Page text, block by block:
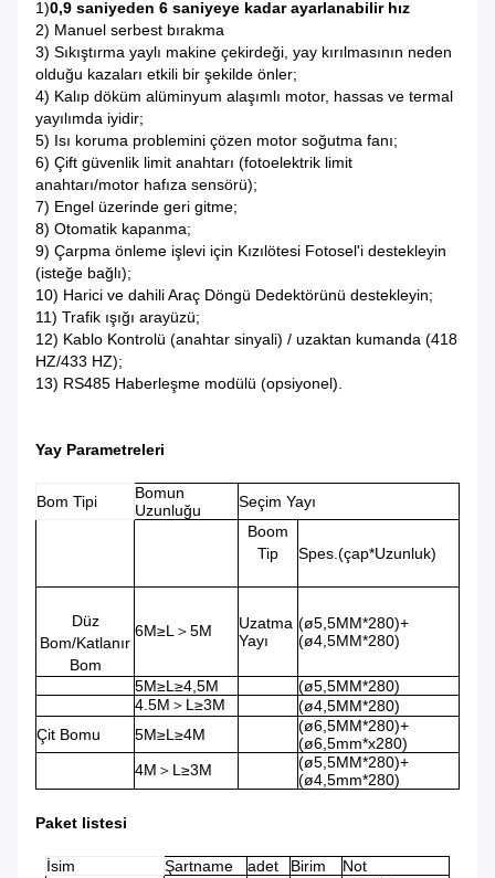
1)0,9 saniyeden 6 saniyeye kadar ayarlanabilir hız
2) Manuel serbest bırakma
3) Sıkıştırma yaylı makine çekirdeği, yay kırılmasının neden
olduğu kazaları etkili bir şekilde önler;
4) Kalıp döküm alüminyum alaşımlı motor, hassas ve termal
yayılımda iyidir;
5) Isı koruma problemini çözen motor soğutma fanı;
6) Çift güvenlik limit anahtarı (fotoelektrik limit
anahtarı/motor hafıza sensörü);
7) Engel üzerinde geri gitme;
8) Otomatik kapanma;
9) Çarpma önleme işlevi için Kızılötesi Fotosel'i destekleyin
(isteğe bağlı);
10) Harici ve dahili Araç Döngü Dedektörünü destekleyin;
11) Trafik ışığı arayüzü;
12) Kablo Kontrolü (anahtar sinyali) / uzaktan kumanda (418
HZ/433 HZ);
13) RS485 Haberleşme modülü (opsiyonel).
Yay Parametreleri
Bom Tipi
Bomun
Uzunluğu
Seçim Yayı
Boom
Tip
Spes.(çap*Uzunluk)
Düz
Bom/Katlanır
Bom
6M≥L＞5M
Uzatma
Yayı
(ø5,5MM*280)+
(ø4,5MM*280)
5M≥L≥4,5M
(ø5,5MM*280)
4.5M＞L≥3M
(ø4,5MM*280)
Çit Bomu
5M≥L≥4M
(ø6,5MM*280)+
(ø6,5mm*x280)
4M＞L≥3M
(ø5,5MM*280)+
(ø4,5mm*280)
Paket listesi
İsim Şartname adet Birim
Not